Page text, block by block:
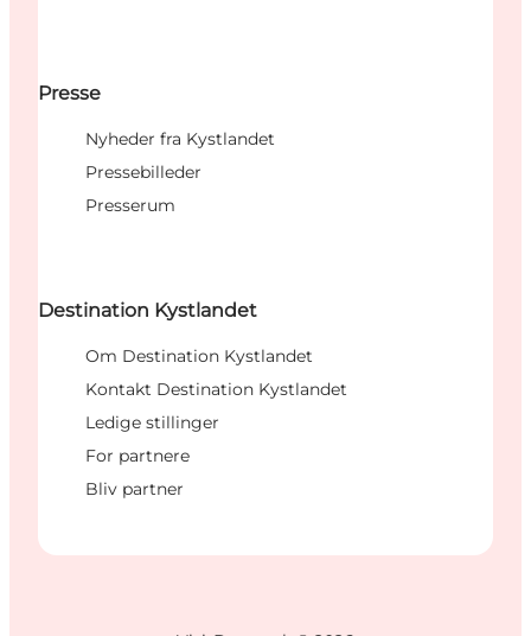
Presse
Nyheder fra Kystlandet
Pressebilleder
Presserum
Destination Kystlandet
Om Destination Kystlandet
Kontakt Destination Kystlandet
Ledige stillinger
For partnere
Bliv partner